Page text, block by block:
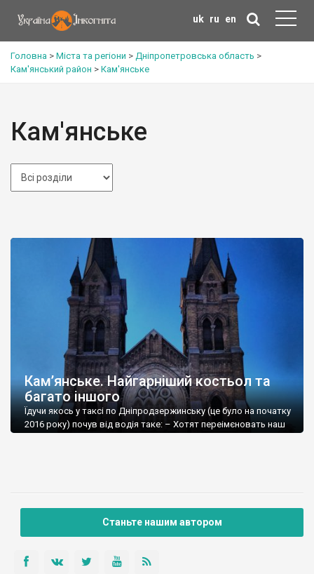
uk ru en
Головна > Міста та регіони > Дніпропетровська область >
Кам'янський район > Кам'янське
Кам'янське
Кам’янське. Найгарніший костьол та
багато іншого
Їдучи якось у таксі по Дніпродзержинську (це було на початку
2016 року) почув від водія таке: – Хотят переімєновать наш
Станьте нашим автором